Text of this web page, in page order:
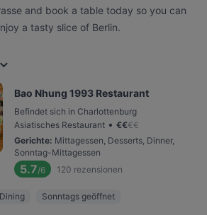
and book a table today so you can
a tasty slice of Berlin.
Bao Nhung 1993 Restaurant
Befindet sich in Charlottenburg
Asiatisches Restaurant • €€€€
Gerichte: Mittagessen, Desserts, Dinner,
Sonntag-Mittagessen
5.7/6 120 rezensionen
Sonntags geöffnet